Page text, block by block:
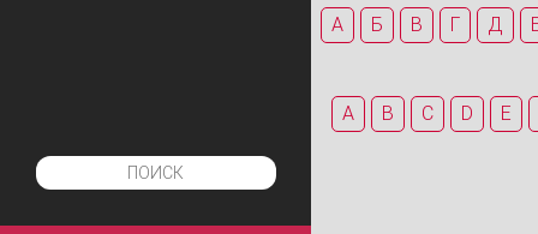
А Б В Г Д
A B C D E